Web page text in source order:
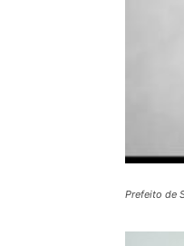
Prefeito de